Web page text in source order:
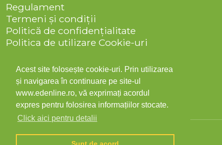
Acest site folosește cookie-uri. Prin utilizarea
și navigarea în continuare pe site-ul
www.edenline.ro, vă exprimați acordul
expres pentru folosirea informațiilor stocate.
Click aici pentru detalii
Regulament
Termeni și condiții
Politică de confidențialitate
Politica de utilizare Cookie-uri
Solicitare date personale
ANPC
Contact